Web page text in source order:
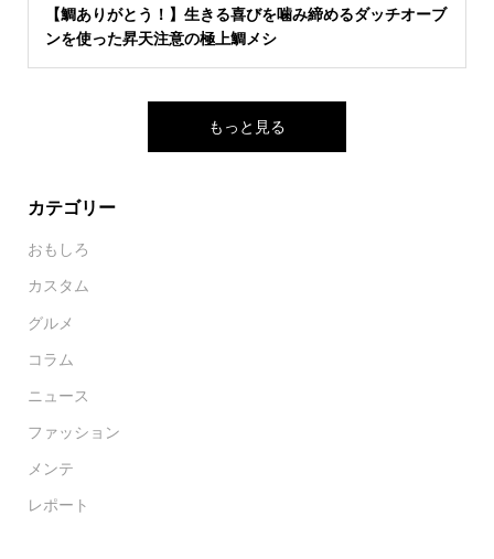
【鯛ありがとう！】生きる喜びを噛み締めるダッチオーブ
ンを使った昇天注意の極上鯛メシ
もっと見る
カテゴリー
おもしろ
カスタム
グルメ
コラム
ニュース
ファッション
メンテ
レポート